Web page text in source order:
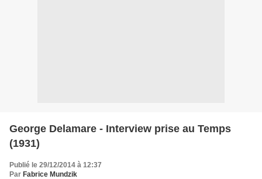
George Delamare - Interview prise au Temps
(1931)
Publié le 29/12/2014 à 12:37
Par Fabrice Mundzik